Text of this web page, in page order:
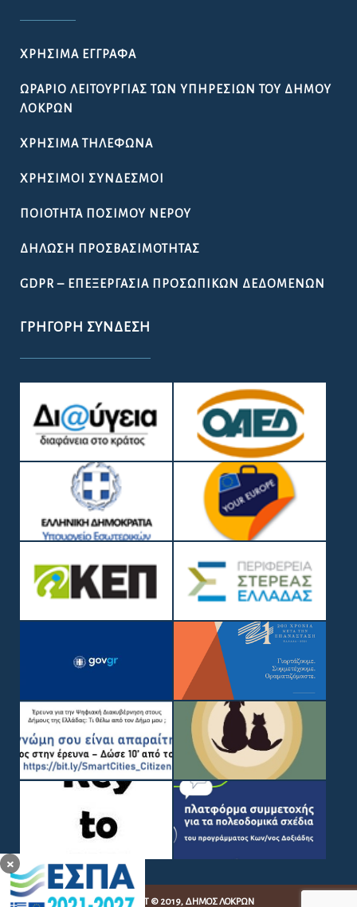
×
ΧΡΉΣΙΜΑ ΈΓΓΡΑΦΑ
ΩΡΆΡΙΟ ΛΕΙΤΟΥΡΓΊΑΣ ΤΩΝ ΥΠΗΡΕΣΙΏΝ ΤΟΥ ΔΉΜΟΥ
ΛΟΚΡΏΝ
ΧΡΉΣΙΜΑ ΤΗΛΈΦΩΝΑ
ΧΡΉΣΙΜΟΙ ΣΎΝΔΕΣΜΟΙ
ΠΟΙΌΤΗΤΑ ΠΌΣΙΜΟΥ ΝΕΡΟΎ
ΔΉΛΩΣΗ ΠΡΟΣΒΑΣΙΜΌΤΗΤΑΣ
GDPR – ΕΠΕΞΕΡΓΑΣΙΑ ΠΡΟΣΩΠΙΚΩΝ ΔΕΔΟΜΕΝΩΝ
ΓΡΉΓΟΡΗ ΣΎΝΔΕΣΗ
COPYRIGHT © 2019, ΔΉΜΟΣ ΛΟΚΡΏΝ